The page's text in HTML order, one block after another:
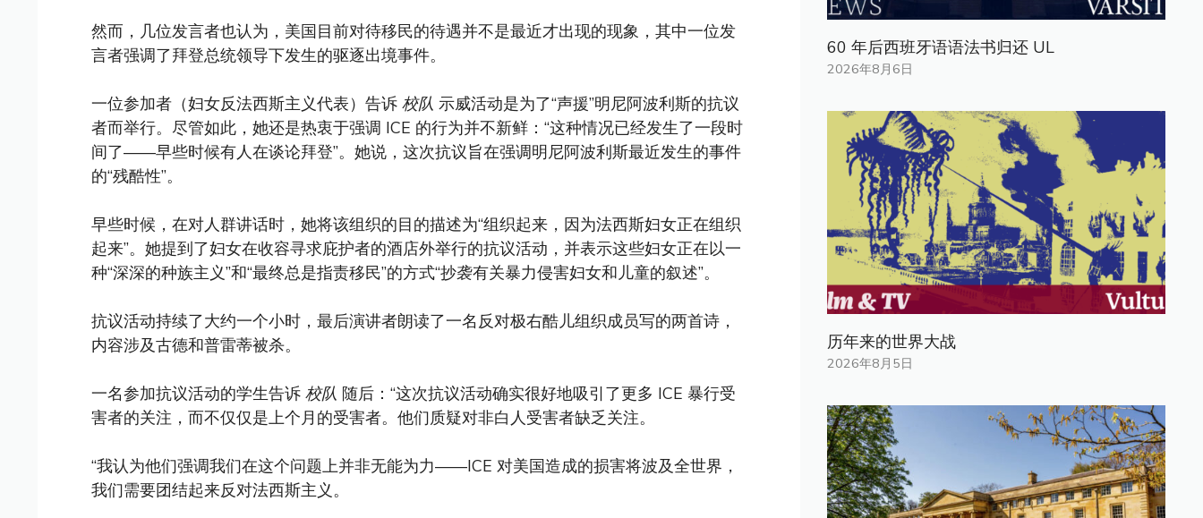
然而，几位发言者也认为，美国目前对待移民的待遇并不是最近才出现的现象，其中一位发
言者强调了拜登总统领导下发生的驱逐出境事件。
一位参加者（妇女反法西斯主义代表）告诉 校队 示威活动是为了“声援”明尼阿波利斯的抗议
者而举行。尽管如此，她还是热衷于强调 ICE 的行为并不新鲜：“这种情况已经发生了一段时
间了——早些时候有人在谈论拜登”。她说，这次抗议旨在强调明尼阿波利斯最近发生的事件
的“残酷性”。
早些时候，在对人群讲话时，她将该组织的目的描述为“组织起来，因为法西斯妇女正在组织
起来”。她提到了妇女在收容寻求庇护者的酒店外举行的抗议活动，并表示这些妇女正在以一
种“深深的种族主义”和“最终总是指责移民”的方式“抄袭有关暴力侵害妇女和儿童的叙述”。
抗议活动持续了大约一个小时，最后演讲者朗读了一名反对极右酷儿组织成员写的两首诗，
内容涉及古德和普雷蒂被杀。
一名参加抗议活动的学生告诉 校队 随后：“这次抗议活动确实很好地吸引了更多 ICE 暴行受
害者的关注，而不仅仅是上个月的受害者。他们质疑对非白人受害者缺乏关注。
“我认为他们强调我们在这个问题上并非无能为力——ICE 对美国造成的损害将波及全世界，
我们需要团结起来反对法西斯主义。
60 年后西班牙语语法书归还 UL
2026年8月6日
历年来的世界大战
2026年8月5日